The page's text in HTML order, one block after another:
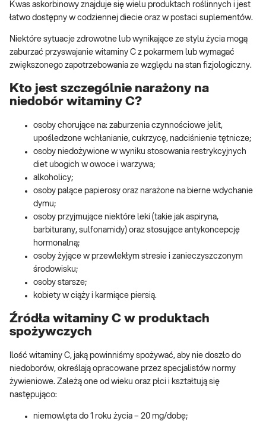
Kwas askorbinowy znajduje się wielu produktach roślinnych i jest
łatwo dostępny w codziennej diecie oraz w postaci suplementów.
Niektóre sytuacje zdrowotne lub wynikające ze stylu życia mogą
zaburzać przyswajanie witaminy C z pokarmem lub wymagać
zwiększonego zapotrzebowania ze względu na stan fizjologiczny.
Kto jest szczególnie narażony na
niedobór witaminy C?
osoby chorujące na: zaburzenia czynnościowe jelit,
upośledzone wchłanianie, cukrzycę, nadciśnienie tętnicze;
osoby niedożywione w wyniku stosowania restrykcyjnych
diet ubogich w owoce i warzywa;
alkoholicy;
osoby palące papierosy oraz narażone na bierne wdychanie
dymu;
osoby przyjmujące niektóre leki (takie jak aspiryna,
barbiturany, sulfonamidy) oraz stosujące antykoncepcję
hormonalną;
osoby żyjące w przewlekłym stresie i zanieczyszczonym
środowisku;
osoby starsze;
kobiety w ciąży i karmiące piersią.
Źródła witaminy C w produktach
spożywczych
Ilość witaminy C, jaką powinniśmy spożywać, aby nie doszło do
niedoborów, określają opracowane przez specjalistów normy
żywieniowe. Zależą one od wieku oraz płci i kształtują się
następująco:
niemowlęta do 1 roku życia – 20 mg/dobę;